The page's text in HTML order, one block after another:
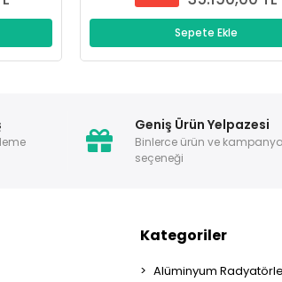
Sepete Ekle
Geniş Ürün Yelpazesi
Binlerce ürün ve kampanya
seçeneği
Kategoriler
Alüminyum